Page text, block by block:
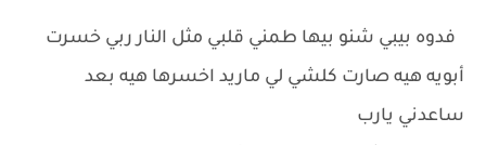
فدوه بيبي شنو بيها طمني قلبي مثل النار ربي خسرت
أبويه هيه صارت كلشي لي ماريد اخسرها هيه بعد
ساعدني يارب